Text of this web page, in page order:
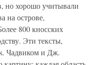
но хорошо учитывали
на острове,
800 кносских
Эти тексты,
Чадвиком и Дж.